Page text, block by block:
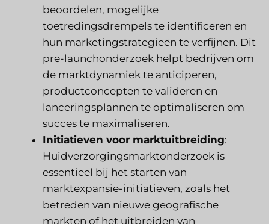
beoordelen, mogelijke
toetredingsdrempels te identificeren en
hun marketingstrategieën te verfijnen. Dit
pre-launchonderzoek helpt bedrijven om
de marktdynamiek te anticiperen,
productconcepten te valideren en
lanceringsplannen te optimaliseren om
succes te maximaliseren.
Initiatieven voor marktuitbreiding:
Huidverzorgingsmarktonderzoek is
essentieel bij het starten van
marktexpansie-initiatieven, zoals het
betreden van nieuwe geografische
markten of het uitbreiden van